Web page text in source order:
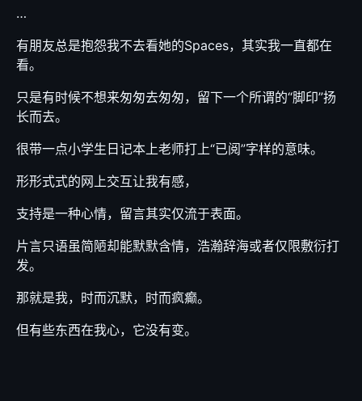
…
有朋友总是抱怨我不去看她的Spaces，其实我一直都在
看。
只是有时候不想来匆匆去匆匆，留下一个所谓的“脚印”扬
长而去。
很带一点小学生日记本上老师打上“已阅”字样的意味。
形形式式的网上交互让我有感，
支持是一种心情，留言其实仅流于表面。
片言只语虽简陋却能默默含情，浩瀚辞海或者仅限敷衍打
发。
那就是我，时而沉默，时而疯癫。
但有些东西在我心，它没有变。